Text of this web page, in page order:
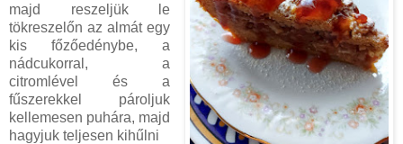
majd reszeljük le
tökreszelőn az almát egy
kis főzőedénybe, a
nádcukorral, a
citromlével és a
fűszerekkel pároljuk
kellemesen puhára, majd
hagyjuk teljesen kihűlni